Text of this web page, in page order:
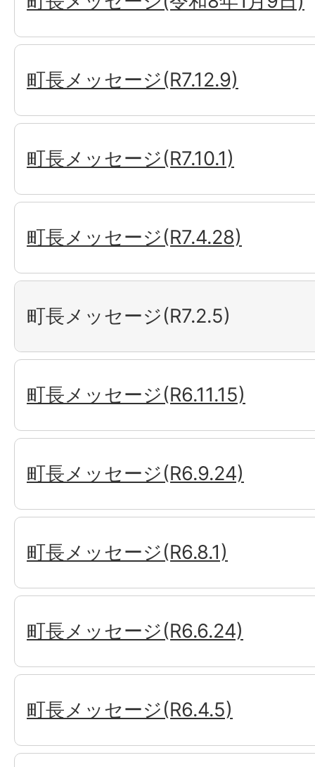
町長メッセージ(R7.12.9)
町長メッセージ(R7.10.1)
町長メッセージ(R7.4.28)
町長メッセージ(R7.2.5)
町長メッセージ(R6.11.15)
町長メッセージ(R6.9.24)
町長メッセージ(R6.8.1)
町長メッセージ(R6.6.24)
町長メッセージ(R6.4.5)